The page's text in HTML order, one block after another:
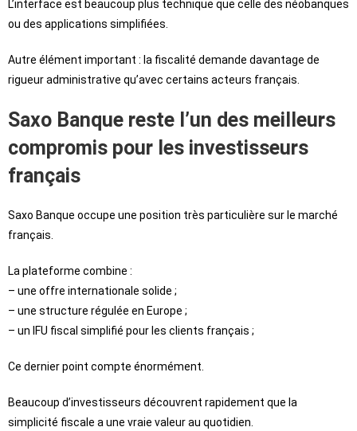
L’interface est beaucoup plus technique que celle des néobanques
ou des applications simplifiées.
Autre élément important : la fiscalité demande davantage de
rigueur administrative qu’avec certains acteurs français.
Saxo Banque reste l’un des meilleurs
compromis pour les investisseurs
français
Saxo Banque occupe une position très particulière sur le marché
français.
La plateforme combine :
– une offre internationale solide ;
– une structure régulée en Europe ;
– un IFU fiscal simplifié pour les clients français ;
Ce dernier point compte énormément.
Beaucoup d’investisseurs découvrent rapidement que la
simplicité fiscale a une vraie valeur au quotidien.